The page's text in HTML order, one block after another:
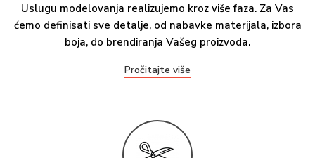
Uslugu modelovanja realizujemo kroz više faza. Za Vas
ćemo definisati sve detalje, od nabavke materijala, izbora
boja, do brendiranja Vašeg proizvoda.
Pročitajte više